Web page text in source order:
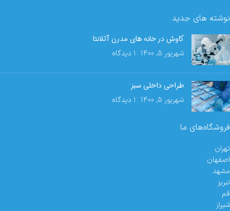
نوشته های جدید
کاوش در خانه های مدرن آتلانتا
شهریور 5, 1400 ۱ دیدگاه
طراحی داخلی سبز
شهریور 5, 1400 ۱ دیدگاه
فروشگاه‌های ما
تهران
اصفهان
مشهد
تبریز
قم
شیراز